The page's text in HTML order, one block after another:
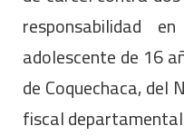
responsabilidad
adolescente de 16
de Coquechaca,
fiscal